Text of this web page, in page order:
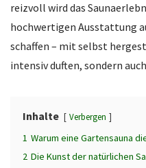
reizvoll wird das
hochwertigen Ausstattung
schaffen – mit selbst
intensiv duften, sondern
Inhalte Verbergen
1 Warum eine Gartensauna
2 Die Kunst der natürlichen